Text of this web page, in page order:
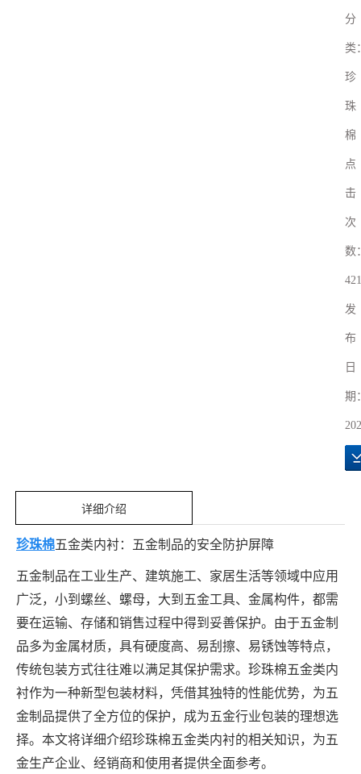
分
类
珍
珠
棉
点
击
次
数
421
发
布
日
期
详细介绍
珍珠棉五金类内衬：五金制品的安全防护屏障
五金制品在工业生产、建筑施工、家居生活等领域中应用
广泛，小到螺丝、螺母，大到五金工具、金属构件，都需
要在运输、存储和销售过程中得到妥善保护。由于五金制
品多为金属材质，具有硬度高、易刮擦、易锈蚀等特点，
传统包装方式往往难以满足其保护需求。珍珠棉五金类内
衬作为一种新型包装材料，凭借其独特的性能优势，为五
金制品提供了全方位的保护，成为五金行业包装的理想选
择。本文将详细介绍珍珠棉五金类内衬的相关知识，为五
金生产企业、经销商和使用者提供全面参考。